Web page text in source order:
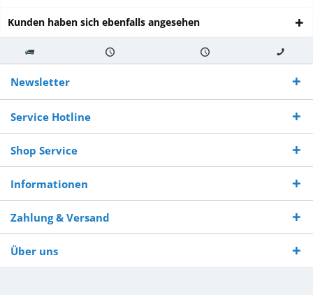
Kunden haben sich ebenfalls angesehen
Kostenloser
Versand ab €
250,-
Versand innerhalb von Versand von So erreichen
Sie uns 0160
970 511 90
Newsletter
Service Hotline
Shop Service
Informationen
Zahlung & Versand
Über uns